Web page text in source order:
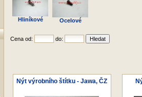
Hliníkové Ocelové
Cena od: do:
Nýt výrobního štítku - Jawa, ČZ